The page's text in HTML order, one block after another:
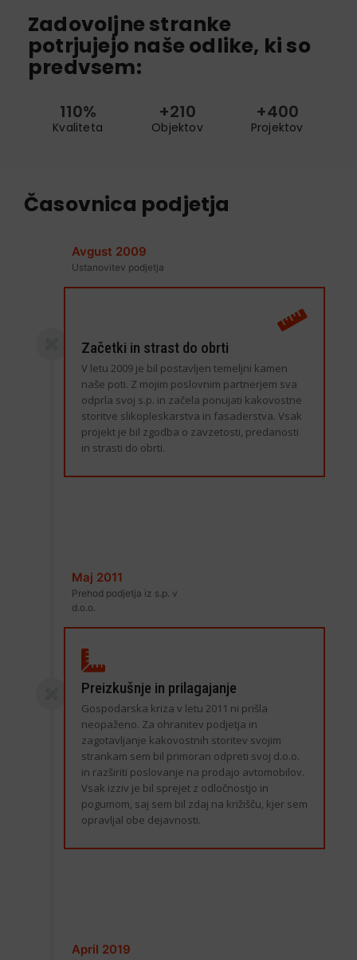
Zadovoljne stranke
potrjujejo naše odlike, ki so
predvsem:
Kvaliteta
110%
Objektov
+210
Projektov
+400
Časovnica podjetja
Avgust 2009
Ustanovitev podjetja
Začetki in strast do obrti
V letu 2009 je bil postavljen temeljni kamen
naše poti. Z mojim poslovnim partnerjem sva
odprla svoj s.p. in začela ponujati kakovostne
storitve slikopleskarstva in fasaderstva. Vsak
projekt je bil zgodba o zavzetosti, predanosti
in strasti do obrti.
Maj 2011
Prehod podjetja iz s.p. v
d.o.o.
Preizkušnje in prilagajanje
Gospodarska kriza v letu 2011 ni prišla
neopaženo. Za ohranitev podjetja in
zagotavljanje kakovostnih storitev svojim
strankam sem bil primoran odpreti svoj d.o.o.
in razširiti poslovanje na prodajo avtomobilov.
Vsak izziv je bil sprejet z odločnostjo in
pogumom, saj sem bil zdaj na križišču, kjer sem
opravljal obe dejavnosti.
April 2019